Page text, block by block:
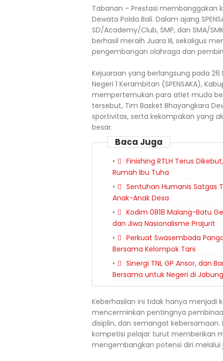
Tabanan – Prestasi membanggakan
Dewata Polda Bali. Dalam ajang
SD/Academy/Club, SMP, dan SMA/
berhasil meraih Juara III, sekaligus
pengembangan olahraga dan
Kejuaraan yang berlangsung pada 26
Negeri 1 Kerambitan (SPENSAKA),
mempertemukan para atlet muda
tersebut, Tim Basket Bhayangkara
sportivitas, serta kekompakan yang
besar.
Baca Juga
Finishing RTLH Terus
Rumah Ibu Tuha
Sentuhan Humanis Satgas
Anak-Anak Desa
Kodim 0818 Malang-Batu
dan Jiwa Nasionalisme Prajurit
Perkuat Swasembada
Bersama Kelompok Tani
Sinergi TNI, GP Ansor, dan
Bersama untuk Negeri di Jabung
Keberhasilan ini tidak hanya menjadi
mencerminkan pentingnya
disiplin, dan semangat
kompetisi pelajar turut memberikan
mengembangkan potensi diri melalui